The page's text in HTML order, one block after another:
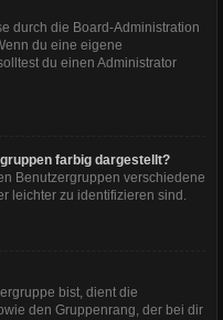
durch die Board-Administration
du eine eigene
du einen Administrator
farbig dargestellt?
Benutzergruppen verschiedene
leichter zu identifizieren sind.
bist, dient die
den Gruppenrang, der bei dir